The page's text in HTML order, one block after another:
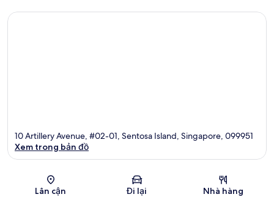
Bản đồ
10 Artillery Avenue, #02-01, Sentosa Island, Singapore, 099951
Xem trong bản đồ
Lân cận Đi lại Nhà hàng